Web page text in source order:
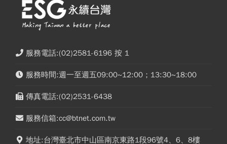
服務電話:(02)2581-6196 按 1
服務時間:週一至週五09:00~12:00；13:30~18:00
傳真電話:(02)2531-6438
服務信箱:cc@btnet.com.tw
地址:台灣臺北市中山區南京東路1段96號4、6、8樓